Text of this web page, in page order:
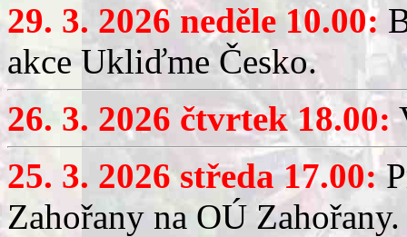
29. 3. 2026 neděle 10.00:
akce Ukliďme Česko.
26. 3. 2026 čtvrtek 18.00:
25. 3. 2026 středa 17.00:
Zahořany na OÚ Zahořany.